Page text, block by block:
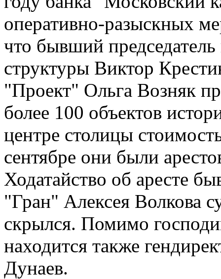
оперативно-разыскных
что бывший
структуры Виктор
"Проект" Ольга Возняк
более 100 объектов
центре столицы
сентябре они были
Ходатайство об аресте
"Гран" Алексея Волкова
скрылся. Помимо
находится также
Дунаев.